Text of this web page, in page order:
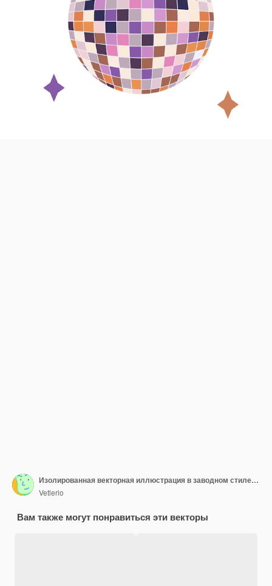
Изолированная векторная иллюстрация в заводном стиле многоцветный диско-шар Ретро-элементы с атмосферой 70-х и 80-х годов идеально подходят для наклеек, принтов, плакатов, листовок, подарочного оформления
Vetlerio
Вам также могут понравиться эти векторы